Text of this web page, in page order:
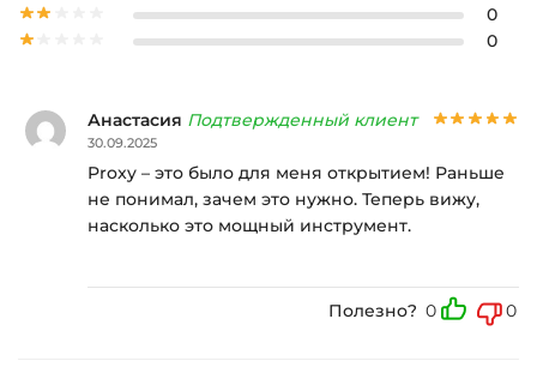
0
0
Анастасия Подтвержденный клиент
30.09.2025
Proxy – это было для меня открытием! Раньше
не понимал, зачем это нужно. Теперь вижу,
насколько это мощный инструмент.
Полезно? 0 0